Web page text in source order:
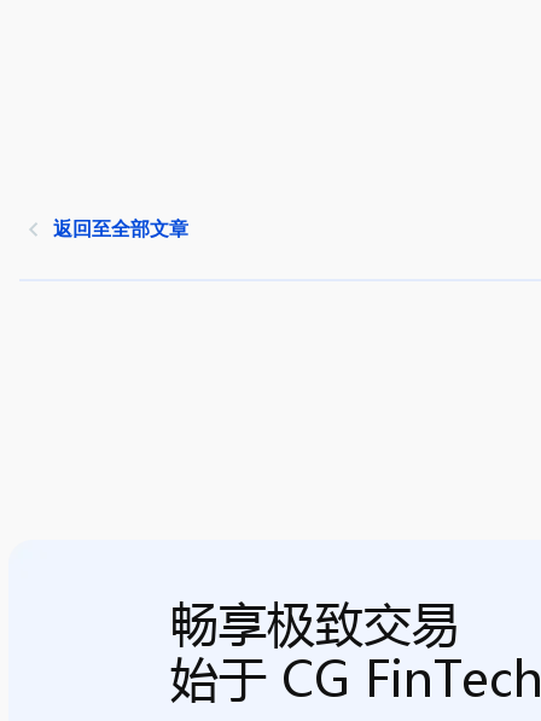
返回至全部文章
畅享极致交易
始于 CG